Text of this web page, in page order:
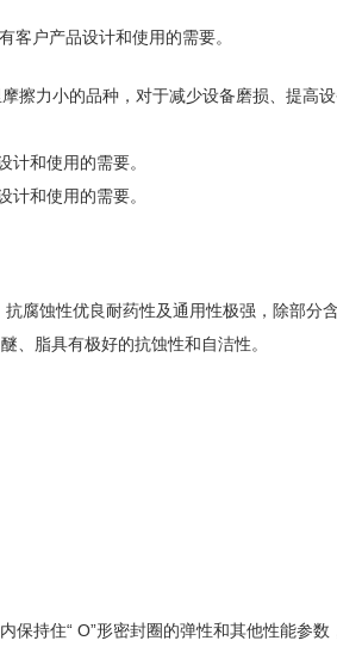
客户产品设计和使用的需要。
擦力小的品种，对于减少设备磨损、提高
和使用的需要。
和使用的需要。
腐蚀性优良耐药性及通用性极强，除部分
、脂具有极好的抗蚀性和自洁性。
持住“ O”形密封圈的弹性和其他性能参数